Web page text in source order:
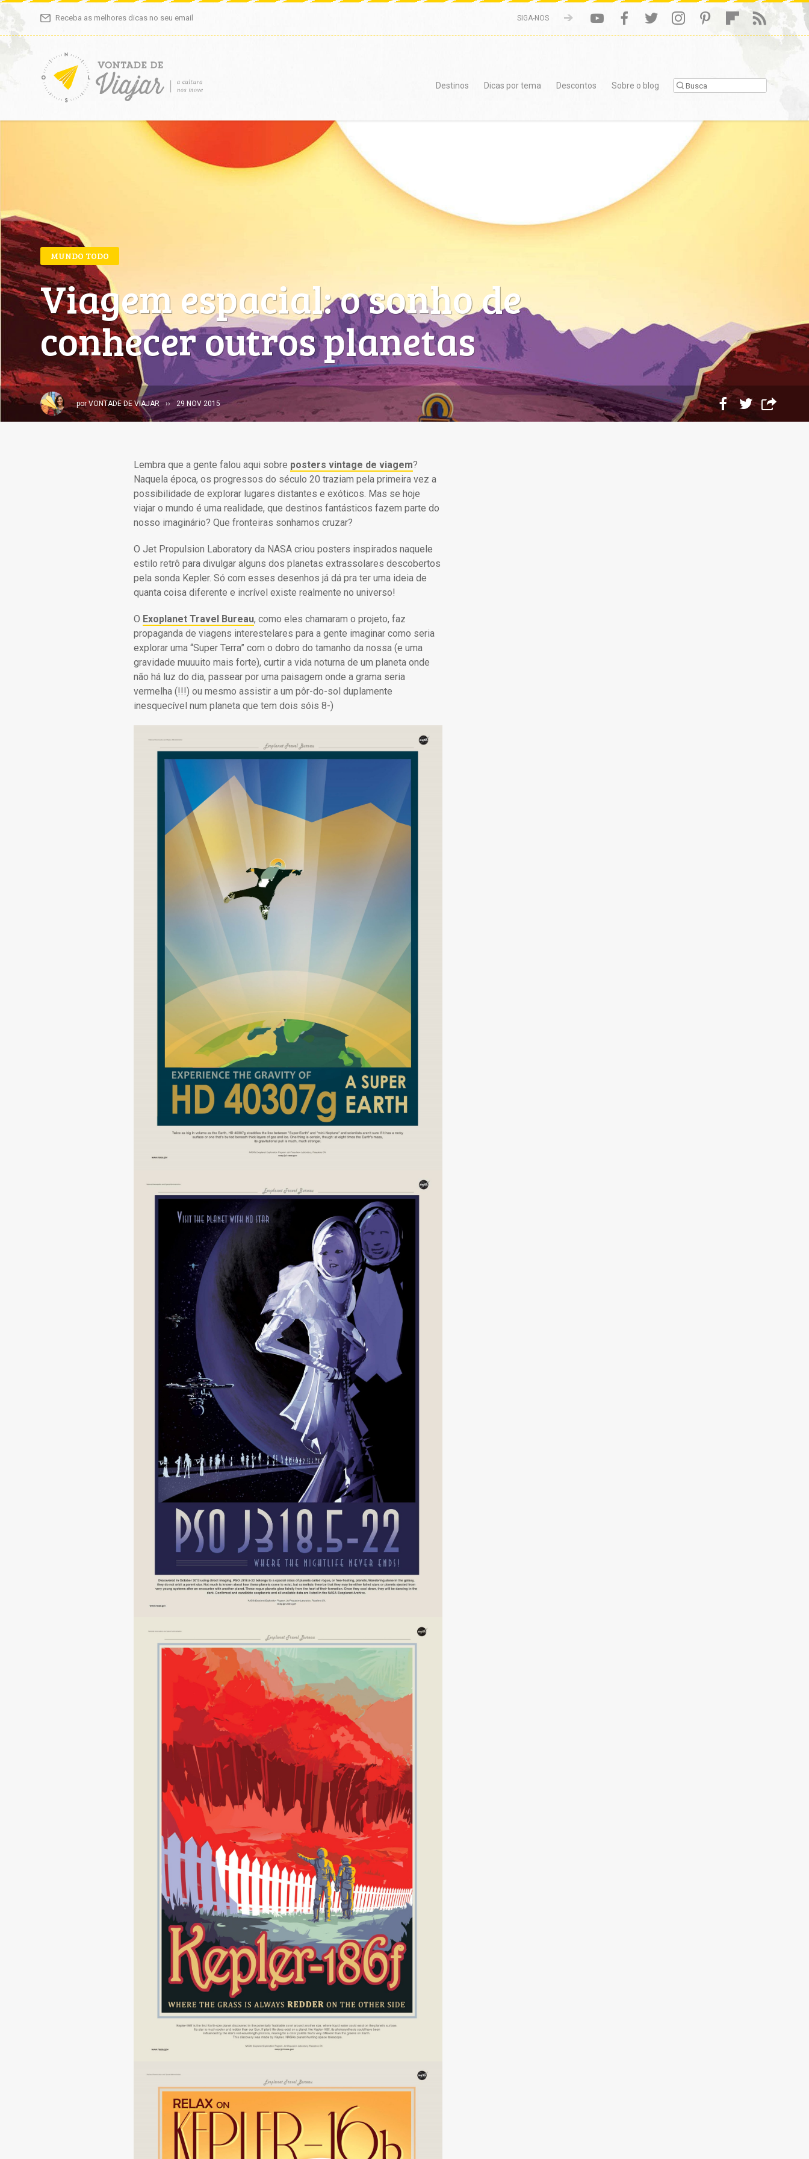
Destinos Dicas por tema Descontos Sobre o blog
Receba as melhores dicas no seu email SIGA-NOS
MUNDO TODO
Viagem espacial: o sonho de
conhecer outros planetas
porVONTADE DE VIAJAR 29 NOV 2015
Lembra que a gente falou aqui sobre posters vintage de viagem?
Naquela época, os progressos do século 20 traziam pela primeira vez a
possibilidade de explorar lugares distantes e exóticos. Mas se hoje
viajar o mundo é uma realidade, que destinos fantásticos fazem parte do
nosso imaginário? Que fronteiras sonhamos cruzar?
O Jet Propulsion Laboratory da NASA criou posters inspirados naquele
estilo retrô para divulgar alguns dos planetas extrassolares descobertos
pela sonda Kepler. Só com esses desenhos já dá pra ter uma ideia de
quanta coisa diferente e incrível existe realmente no universo!
O Exoplanet Travel Bureau, como eles chamaram o projeto, faz
propaganda de viagens interestelares para a gente imaginar como seria
explorar uma “Super Terra” com o dobro do tamanho da nossa (e uma
gravidade muuuito mais forte), curtir a vida noturna de um planeta onde
não há luz do dia, passear por uma paisagem onde a grama seria
vermelha (!!!) ou mesmo assistir a um pôr-do-sol duplamente
inesquecível num planeta que tem dois sóis 8-)